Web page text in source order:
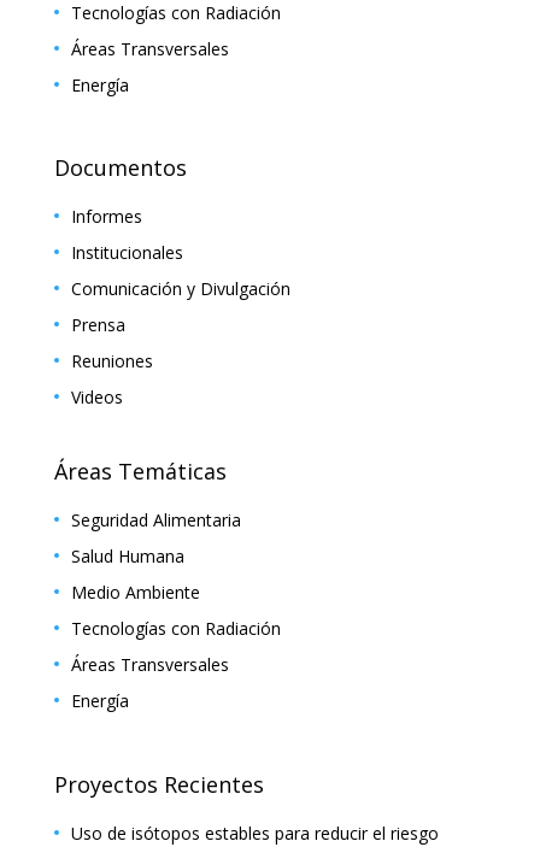
Tecnologías con Radiación
Áreas Transversales
Energía
Documentos
Informes
Institucionales
Comunicación y Divulgación
Prensa
Reuniones
Videos
Áreas Temáticas
Seguridad Alimentaria
Salud Humana
Medio Ambiente
Tecnologías con Radiación
Áreas Transversales
Energía
Proyectos Recientes
Uso de isótopos estables para reducir el riesgo